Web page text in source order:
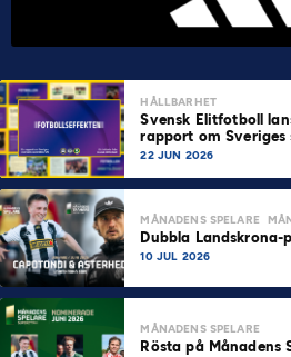
HÅLLBARHET
Svensk Elitfotboll
rapport om Sveriges
samhällskraft
22 JUN 2026
MÅNADENS SPELARE
Dubbla
10 JUL 2026
MÅNADENS SPELARE
Rösta på Månadens